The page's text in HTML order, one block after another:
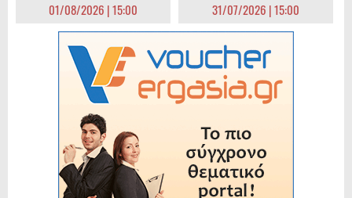
01/08/2026 | 15:00 31/07/2026 | 15:00